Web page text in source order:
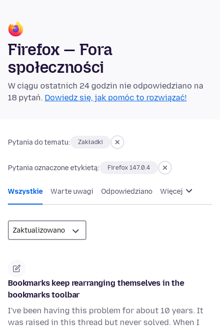
Firefox — Fora
społeczności
W ciągu ostatnich 24 godzin nie odpowiedziano na
18 pytań. Dowiedz się, jak pomóc to rozwiązać!
Pytania do tematu: Zakładki
Pytania oznaczone etykietą: Firefox 147.0.4
Wszystkie Warte uwagi Odpowiedziano Więcej
Bookmarks keep rearranging themselves in the
bookmarks toolbar
I've been having this problem for about 10 years. It
was raised in this thread but never solved. When I